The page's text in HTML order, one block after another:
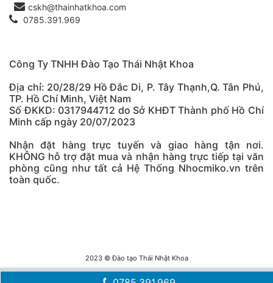
Công Ty TNHH Đào Tạo Thái Nhật Khoa
Địa chỉ: 20/28/29 Hồ Đắc Di, P. Tây Thạnh,Q. Tân Phú,
TP. Hồ Chí Minh, Việt Nam
Số ĐKKD: 0317944712 do Sở KHĐT Thành phố Hồ Chí
Minh cấp ngày 20/07/2023
Nhận đặt hàng trực tuyến và giao hàng tận nơi.
KHÔNG hỗ trợ đặt mua và nhận hàng trực tiếp tại văn
phòng cũng như tất cả Hệ Thống Nhocmiko.vn trên
toàn quốc.
cskh@thainhatkhoa.com
0785.391.969
2023 © Đào tạo Thái Nhật Khoa